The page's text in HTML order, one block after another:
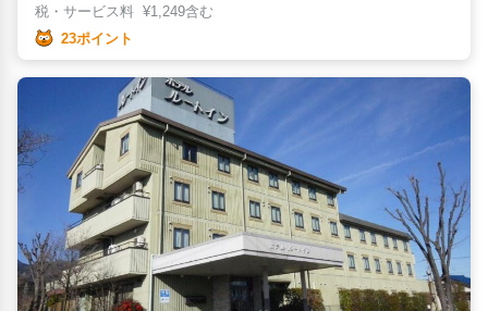
税・サービス料 ¥1,249含む
23ポイント